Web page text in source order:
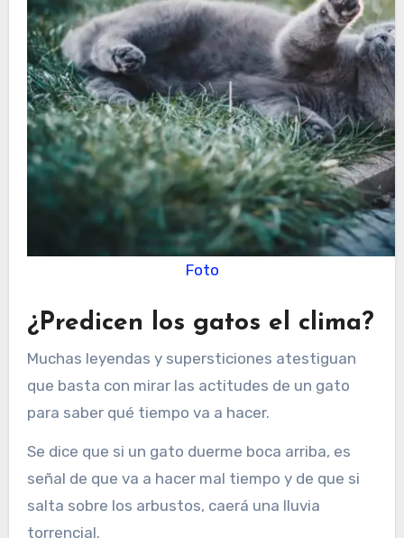
Foto
¿Predicen los gatos el clima?
Muchas leyendas y supersticiones atestiguan
que basta con mirar las actitudes de un gato
para saber qué tiempo va a hacer.
Se dice que si un gato duerme boca arriba, es
señal de que va a hacer mal tiempo y de que si
salta sobre los arbustos, caerá una lluvia
torrencial.